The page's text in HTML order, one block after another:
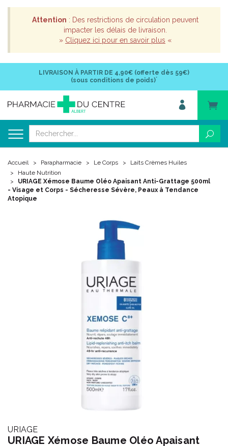
Attention : Des restrictions de circulation peuvent
impacter les délais de livraison.
» Cliquez ici pour en savoir plus «
LIVRAISON À PARTIR DE 4,90€ (offerte dès 59€)
(sous conditions de poids)*
Accueil Parapharmacie Le Corps
Laits Crèmes Huiles
Haute Nutrition
URIAGE Xémose Baume Oléo Apaisant Anti-Grattage 500ml
- Visage et Corps - Sécheresse Sévère, Peaux à Tendance
Atopique
URIAGE
URIAGE Xémose Baume Oléo Apaisant